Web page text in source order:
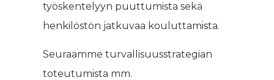
työskentelyyn puuttumista sekä
henkilöstön jatkuvaa kouluttamista.
Seuraamme turvallisuusstrategian
toteutumista mm.